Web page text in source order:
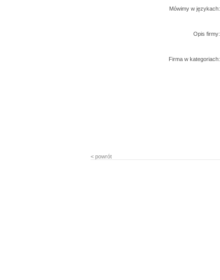
Mówimy w językach:
Opis firmy:
Firma w kategoriach:
< powrót